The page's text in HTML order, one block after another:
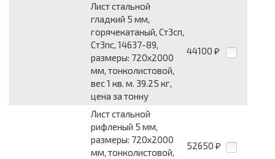
Лист стальной
гладкий 5 мм,
горячекатаный, Ст3сп,
Ст3пс, 14637-89,
размеры: 720x2000
мм, тонколистовой,
вес 1 кв. м. 39.25 кг,
цена за тонну
44100 ₽
Лист стальной
рифленый 5 мм,
размеры: 720x2000
мм, тонколистовой,
52650 ₽